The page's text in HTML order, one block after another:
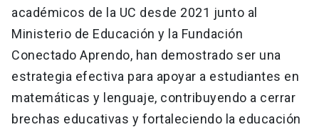
académicos de la UC desde 2021 junto al
Ministerio de Educación y la Fundación
Conectado Aprendo, han demostrado ser una
estrategia efectiva para apoyar a estudiantes en
matemáticas y lenguaje, contribuyendo a cerrar
brechas educativas y fortaleciendo la educación